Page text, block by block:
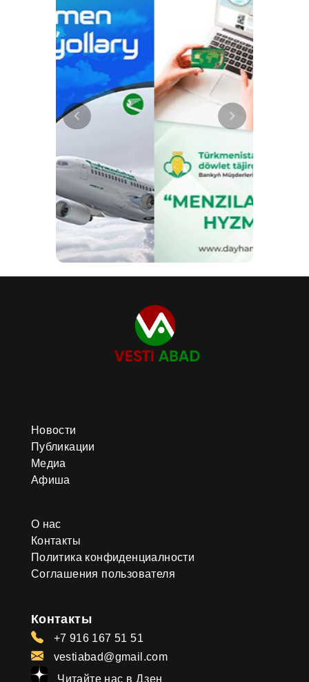
Новости
Публикации
Медиа
Афиша
О нас
Контакты
Политика конфиденциалности
Соглашения пользователя
Контакты
+7 916 167 51 51
vestiabad@gmail.com
Читайте нас в Дзен